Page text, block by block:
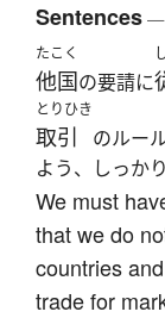
Sentences—
たこく
他国の要請に
とりひき
取引 のルー
よう、しっか
We must
that we do
countries
trade for